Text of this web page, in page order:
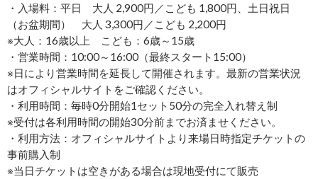
・入場料：平日 大人 2,900円／こども 1,800円、土日祝日
（お盆期間） 大人 3,300円／こども 2,200円
※大人：16歳以上 こども：6歳～15歳
・営業時間：10:00～16:00（最終スタート15:00）
※日により営業時間を延長して開催されます。最新の営業状況
はオフィシャルサイトをご確認ください。
・利用時間：毎時0分開始1セット50分の完全入れ替え制
※受付は各利用時間の開始30分前までお済ませください。
・利用方法：オフィシャルサイトより来場日時指定チケットの
事前購入制
※当日チケットは空きがある場合は現地受付にて販売